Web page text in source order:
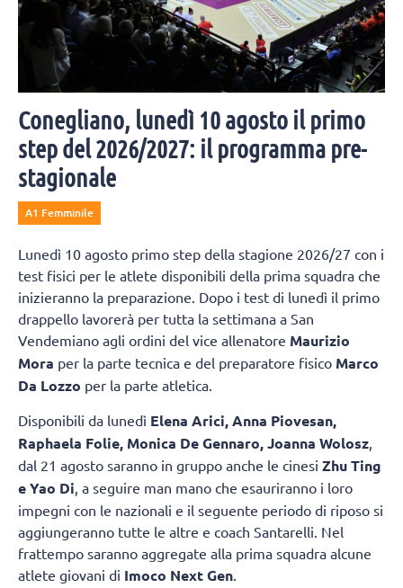
Conegliano, lunedì 10 agosto il primo
step del 2026/2027: il programma pre-
stagionale
A1 Femminile
Lunedì 10 agosto primo step della stagione 2026/27 con i
test fisici per le atlete disponibili della prima squadra che
inizieranno la preparazione. Dopo i test di lunedì il primo
drappello lavorerà per tutta la settimana a San
Vendemiano agli ordini del vice allenatore Maurizio
Mora per la parte tecnica e del preparatore fisico Marco
Da Lozzo per la parte atletica.
Disponibili da lunedì Elena Arici, Anna Piovesan,
Raphaela Folie, Monica De Gennaro, Joanna Wolosz
dal 21 agosto saranno in gruppo anche le cinesi Zhu Ting
e Yao Di , a seguire man mano che esauriranno i loro
impegni con le nazionali e il seguente periodo di riposo si
aggiungeranno tutte le altre e coach Santarelli. Nel
frattempo saranno aggregate alla prima squadra alcune
atlete giovani di Imoco Next Gen